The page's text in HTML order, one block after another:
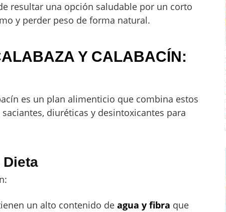
resultar una opción saludable por un corto
y perder peso de forma natural.
Y CALABACÍN:
es un plan alimenticio que combina estos
diuréticas y desintoxicantes para
un alto contenido de agua y fibra que